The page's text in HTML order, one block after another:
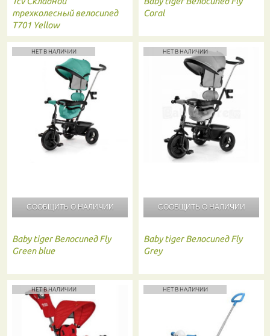
трехколесный велосипед
T701 Yellow
Coral
НЕТ В НАЛИЧИИ
СООБЩИТЬ О НАЛИЧИИ
Baby tiger Велосипед Fly
Green blue
НЕТ В НАЛИЧИИ
СООБЩИТЬ О НАЛИЧИИ
Baby tiger Велосипед Fly
Grey
НЕТ В НАЛИЧИИ НЕТ В НАЛИЧИИ